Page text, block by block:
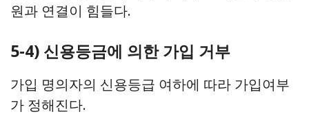
원과 연결이 힘들다.
5-4) 신용등금에 의한 가입 거부
가입 명의자의 신용등급 여하에 따라 가입여부
가 정해진다.